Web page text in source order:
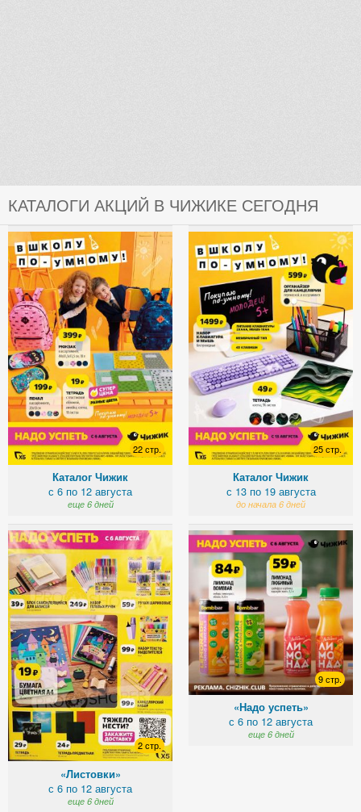
КАТАЛОГИ АКЦИЙ В ЧИЖИКЕ СЕГОДНЯ
22 стр.
Каталог Чижик
с 6 по 12 августа
еще 6 дней
25 стр.
Каталог Чижик
с 13 по 19 августа
до начала 6 дней
2 стр.
«Листовки»
с 6 по 12 августа
еще 6 дней
9 стр.
«Надо успеть»
с 6 по 12 августа
еще 6 дней